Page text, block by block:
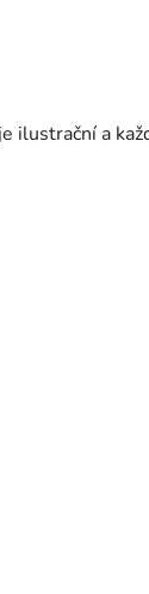
ilustrační a